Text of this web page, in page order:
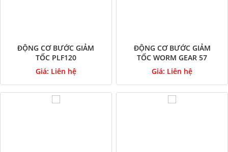
ĐỘNG CƠ BƯỚC GIẢM
TỐC PLF120
Giá: Liên hệ
ĐỘNG CƠ BƯỚC GIẢM
TỐC WORM GEAR 57
Giá: Liên hệ